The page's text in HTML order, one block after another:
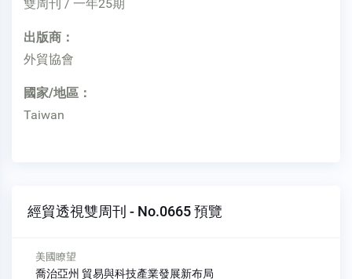
雙周刊 / 一年25期
出版商：
外貿協會
國家/地區：
Taiwan
經貿透視雙周刊 - No.0665 預覽
美國瞭望
喬治亞州 貿易與科技產業發展新布局